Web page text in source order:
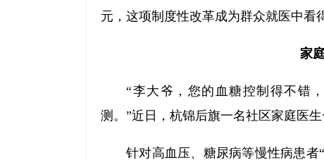
元，这项制度性改革成为群众就医中看
家
“李大爷，您的血糖控制得不错
测。”近日，杭锦后旗一名社区家庭医
针对高血压、糖尿病等慢性病患